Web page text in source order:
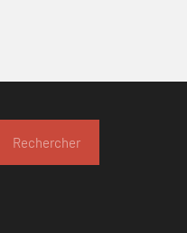
Rechercher